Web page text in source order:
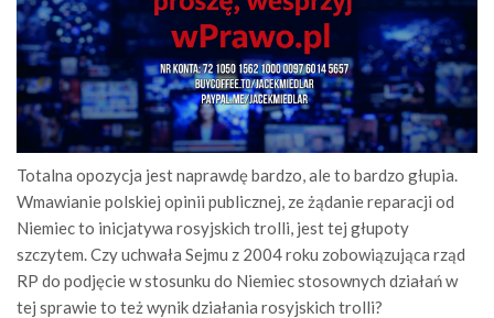
Totalna opozycja jest naprawdę bardzo, ale to bardzo głupia.
Wmawianie polskiej opinii publicznej, ze żądanie reparacji od
Niemiec to inicjatywa rosyjskich trolli, jest tej głupoty
szczytem. Czy uchwała Sejmu z 2004 roku zobowiązująca rząd
RP do podjęcie w stosunku do Niemiec stosownych działań w
tej sprawie to też wynik działania rosyjskich trolli?